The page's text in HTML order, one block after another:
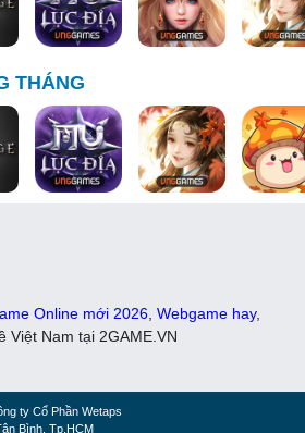
THÁNG
Online mới 2026, Webgame hay,
Việt Nam tại 2GAME.VN
ty Cổ Phần Wetaps
Bình, Tp.HCM